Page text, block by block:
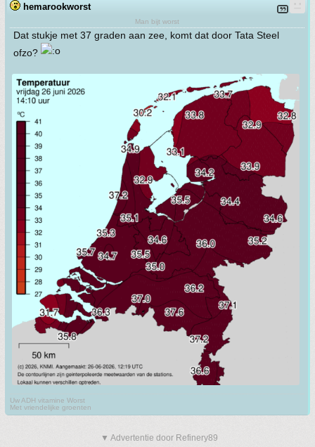
hemarookworst
Man bijt worst
Dat stukje met 37 graden aan zee, komt dat door Tata Steel
ofzo?
Uw ADH vitamine Worst
Met vriendelijke groenten
▼ Advertentie door Refinery89